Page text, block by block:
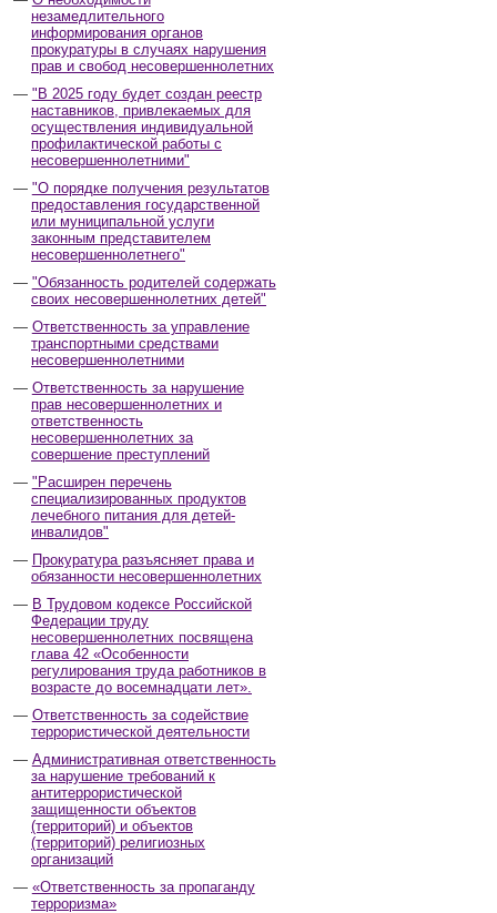
незамедлительного
информирования органов
прокуратуры в случаях нарушения
прав и свобод несовершеннолетних
"В 2025 году будет создан реестр
наставников, привлекаемых для
осуществления индивидуальной
профилактической работы с
несовершеннолетними"
"О порядке получения результатов
предоставления государственной
или муниципальной услуги
законным представителем
несовершеннолетнего"
"Обязанность родителей содержать
своих несовершеннолетних детей"
Ответственность за управление
транспортными средствами
несовершеннолетними
Ответственность за нарушение
прав несовершеннолетних и
ответственность
несовершеннолетних за
совершение преступлений
"Расширен перечень
специализированных продуктов
лечебного питания для детей-
инвалидов"
Прокуратура разъясняет права и
обязанности несовершеннолетних
В Трудовом кодексе Российской
Федерации труду
несовершеннолетних посвящена
глава 42 «Особенности
регулирования труда работников в
возрасте до восемнадцати лет».
Ответственность за содействие
террористической деятельности
Административная ответственность
за нарушение требований к
антитеррористической
защищенности объектов
(территорий) и объектов
(территорий) религиозных
организаций
«Ответственность за пропаганду
терроризма»